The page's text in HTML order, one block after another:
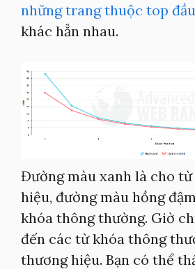
những trang thuộc top
khác hẳn nhau.
Đường màu xanh là cho
hiệu, đường màu hồng
khóa thông thường. Giờ
đến các từ khóa thông
thương hiệu. Bạn có thể